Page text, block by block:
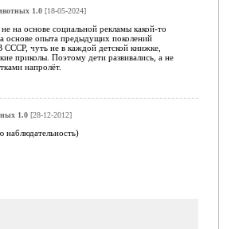
1.0[18-05-2024]
на основе социальной рекламы какой-то
основе опыта предыдущих поколений
чуть не в каждой детской книжке,
приколы. Поэтому дети развивались, а не
напролёт.
1.0[28-12-2012]
наблюдательность)